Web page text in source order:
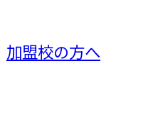
加盟校の方へ